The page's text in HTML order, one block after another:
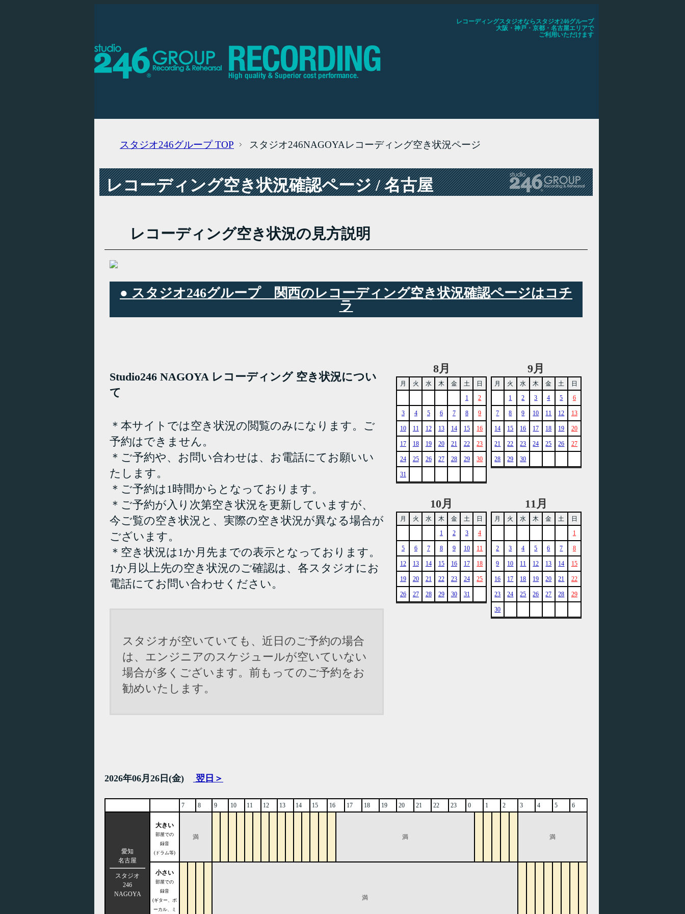
レコーディングスタジオならスタジオ246グループ
大阪・神戸・京都・名古屋エリアで
ご利用いただけます
スタジオ246グループTOP スタジオ246NAGOYAレコーディング空き状況ページ
レコーディング空き状況確認ページ / 名古屋
レコーディング空き状況の見方説明
● スタジオ246グループ 関西のレコーディング空き状況確認ページはコチ
ラ
Studio246 NAGOYA レコーディング 空き状況につい
て
＊本サイトでは空き状況の閲覧のみになります。ご
予約はできません。
＊ご予約や、お問い合わせは、お電話にてお願いい
たします。
＊ご予約は1時間からとなっております。
＊ご予約が入り次第空き状況を更新していますが、
今ご覧の空き状況と、実際の空き状況が異なる場合が
ございます。
＊空き状況は1か月先までの表示となっております。
1か月以上先の空き状況のご確認は、各スタジオにお
電話にてお問い合わせください。
スタジオが空いていても、近日のご予約の場合
は、エンジニアのスケジュールが空いていない
場合が多くございます。前もってのご予約をお
勧めいたします。
8月
月 火 水 木 金 土
日
1
2
3 4 5 6 7 8 9
10 11 12 13 14 15 16
17 18 19 20 21 22 23
24 25 26 27 28 29 30
31
9月
月 火 水 木 金 土
日
1
2 3 4 5 6
7 8 9 10 11 12 13
14 15 16 17 18 19 20
21 22 23 24 25 26 27
28 29 30
10月
月 火 水 木 金 土
日
1
2 3 4
5 6 7 8 9 10 11
12 13 14 15 16 17 18
19 20 21 22 23 24 25
26 27 28 29 30 31
11月
月 火 水 木 金 土
日
1
2 3 4 5 6 7 8
9 10 11 12 13 14 15
16 17 18 19 20 21 22
23 24 25 26 27 28 29
30
2026年06月26日(金) 翌日＞
7 8 9 10 11 12 13 14 15 16 17 18 19 20 21 22 23 0 1 2 3 4 5 6
愛知
名古屋
スタジオ
246
NAGOYA
大きい
部屋での
録音
(ドラム等)
満 満 満
小さい
部屋での
録音
(ギター、ボ
ーカル、ミ
満